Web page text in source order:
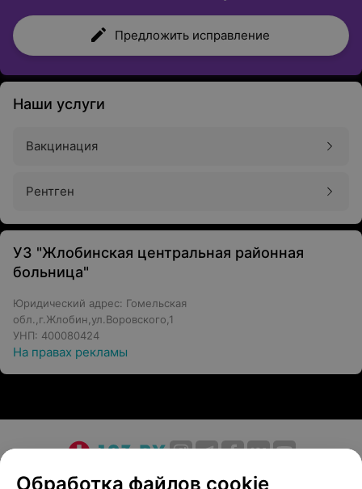
Наши услуги
Вакцинация
Рентген
больница"
Юридический адрес: Гомельская
обл.,г.Жлобин,ул.Воровского,1
На правах рекламы
О проекте Новости проекта Размещение рекламы
Обработка файлов cookie